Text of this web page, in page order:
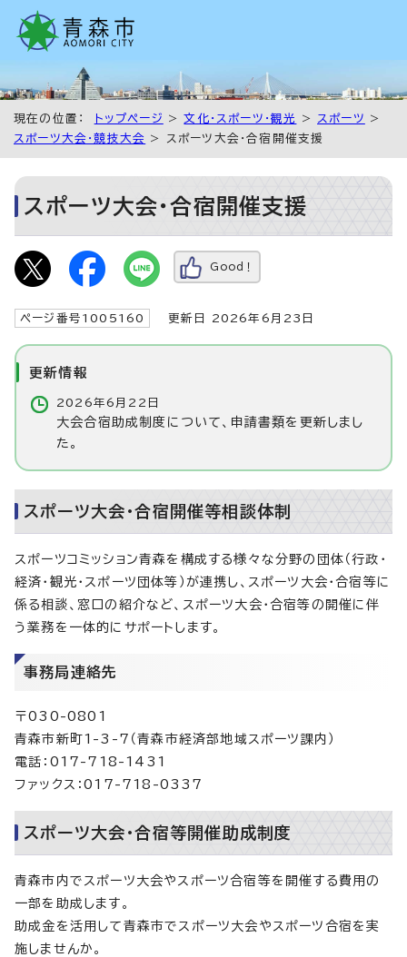
現在の位置： トップページ >文化・スポーツ・観光 > スポーツ
>
スポーツ大会・競技大会
> スポーツ大会・合宿開催支援
スポーツ大会・合宿開催支援
Good！
ページ番号1005160 更新日 2026年6月23日
更新情報
2026年6月22日
大会合宿助成制度について、申請書類を更新しまし
た。
スポーツ大会・合宿開催等相談体制
スポーツコミッション青森を構成する様々な分野の団体（行政・
経済・観光・スポーツ団体等）が連携し、スポーツ大会・合宿等に
係る相談、窓口の紹介など、スポーツ大会・合宿等の開催に伴
う業務を一体的にサポートします。
事務局連絡先
〒030-0801
青森市新町1-3-7（青森市経済部地域スポーツ課内）
電話：017-718-1431
ファックス：017-718-0337
スポーツ大会・合宿等開催助成制度
青森市内でスポーツ大会やスポーツ合宿等を開催する費用の
一部を助成します。
助成金を活用して青森市でスポーツ大会やスポーツ合宿を実
施しませんか。